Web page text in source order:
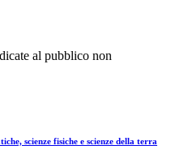
al pubblico non
scienze fisiche e scienze della terra